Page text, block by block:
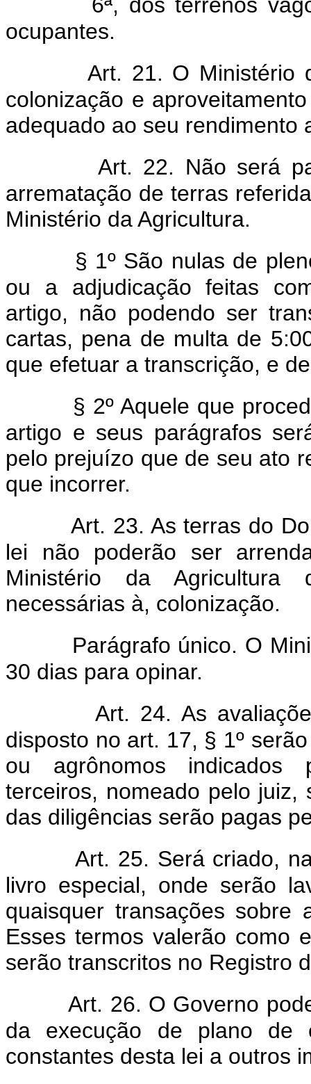
ocupantes.
Art. 21. O Ministério
colonização e
adequado ao seu rendimento
Art. 22. Não será
arrematação de terras
Ministério da Agricultura.
§ 1º São nulas de
ou a adjudicação feitas
artigo, não podendo ser
cartas, pena de multa de
que efetuar a transcrição, e
§ 2º Aquele que
artigo e seus parágrafos
pelo prejuízo que de seu ato
que incorrer.
Art. 23. As terras do
lei não poderão ser
Ministério da Agricultura
necessárias à, colonização.
Parágrafo único. O
30 dias para opinar.
Art. 24. As
disposto no art. 17, § 1º
ou agrônomos indicados
terceiros, nomeado pelo juiz,
das diligências serão pagas
Art. 25. Será criado,
livro especial, onde serão
quaisquer transações
Esses termos valerão como
serão transcritos no Registro
Art. 26. O Governo
da execução de plano de
constantes desta lei a outros